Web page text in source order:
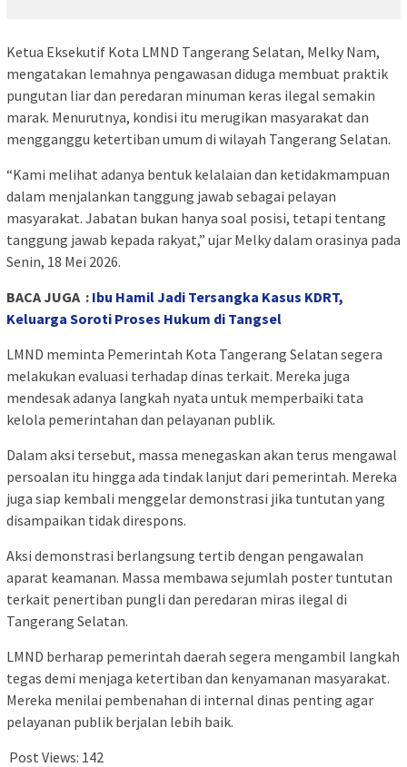
Ketua Eksekutif Kota LMND Tangerang Selatan, Melky Nam,
mengatakan lemahnya pengawasan diduga membuat praktik
pungutan liar dan peredaran minuman keras ilegal semakin
marak. Menurutnya, kondisi itu merugikan masyarakat dan
mengganggu ketertiban umum di wilayah Tangerang Selatan.
“Kami melihat adanya bentuk kelalaian dan ketidakmampuan
dalam menjalankan tanggung jawab sebagai pelayan
masyarakat. Jabatan bukan hanya soal posisi, tetapi tentang
tanggung jawab kepada rakyat,” ujar Melky dalam orasinya pada
Senin, 18 Mei 2026.
BACA JUGA : Ibu Hamil Jadi Tersangka Kasus KDRT,
Keluarga Soroti Proses Hukum di Tangsel
LMND meminta Pemerintah Kota Tangerang Selatan segera
melakukan evaluasi terhadap dinas terkait. Mereka juga
mendesak adanya langkah nyata untuk memperbaiki tata
kelola pemerintahan dan pelayanan publik.
Dalam aksi tersebut, massa menegaskan akan terus mengawal
persoalan itu hingga ada tindak lanjut dari pemerintah. Mereka
juga siap kembali menggelar demonstrasi jika tuntutan yang
disampaikan tidak direspons.
Aksi demonstrasi berlangsung tertib dengan pengawalan
aparat keamanan. Massa membawa sejumlah poster tuntutan
terkait penertiban pungli dan peredaran miras ilegal di
Tangerang Selatan.
LMND berharap pemerintah daerah segera mengambil langkah
tegas demi menjaga ketertiban dan kenyamanan masyarakat.
Mereka menilai pembenahan di internal dinas penting agar
pelayanan publik berjalan lebih baik.
Post Views: 142